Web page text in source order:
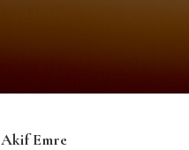
Akif Emre